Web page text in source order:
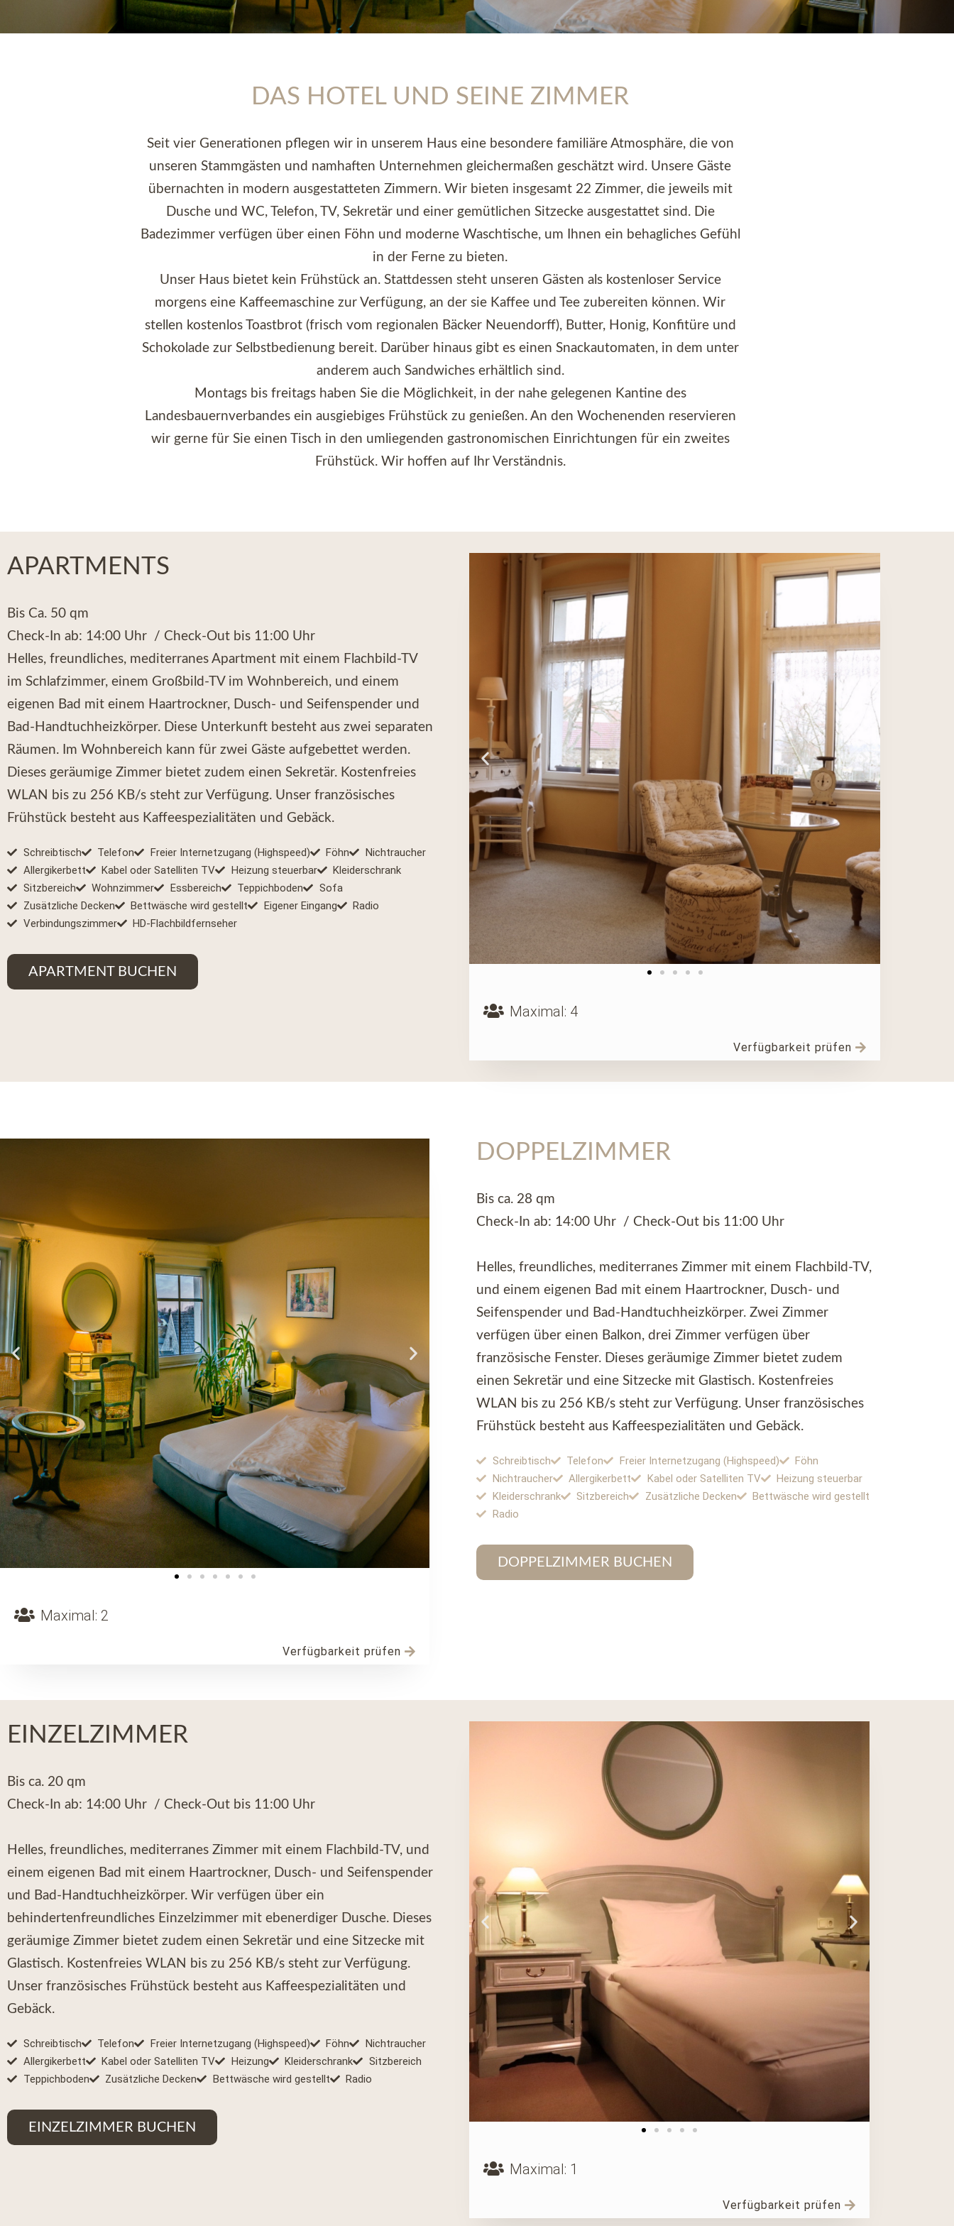
DAS HOTEL UND SEINE ZIMMER
Seit vier Generationen pflegen wir in unserem Haus eine besondere familiäre Atmosphäre, die von
unseren Stammgästen und namhaften Unternehmen gleichermaßen geschätzt wird. Unsere Gäste
übernachten in modern ausgestatteten Zimmern. Wir bieten insgesamt 22 Zimmer, die jeweils mit
Dusche und WC, Telefon, TV, Sekretär und einer gemütlichen Sitzecke ausgestattet sind. Die
Badezimmer verfügen über einen Föhn und moderne Waschtische, um Ihnen ein behagliches Gefühl
in der Ferne zu bieten.
Unser Haus bietet kein Frühstück an. Stattdessen steht unseren Gästen als kostenloser Service
morgens eine Kaffeemaschine zur Verfügung, an der sie Kaffee und Tee zubereiten können. Wir
stellen kostenlos Toastbrot (frisch vom regionalen Bäcker Neuendorff), Butter, Honig, Konfitüre und
Schokolade zur Selbstbedienung bereit. Darüber hinaus gibt es einen Snackautomaten, in dem unter
anderem auch Sandwiches erhältlich sind.
Montags bis freitags haben Sie die Möglichkeit, in der nahe gelegenen Kantine des
Landesbauernverbandes ein ausgiebiges Frühstück zu genießen. An den Wochenenden reservieren
wir gerne für Sie einen Tisch in den umliegenden gastronomischen Einrichtungen für ein zweites
Frühstück. Wir hoffen auf Ihr Verständnis.
APARTMENTS
Bis Ca. 50 qm
Check-In ab: 14:00 Uhr / Check-Out bis 11:00 Uhr
Helles, freundliches, mediterranes Apartment mit einem Flachbild-TV
im Schlafzimmer, einem Großbild-TV im Wohnbereich, und einem
eigenen Bad mit einem Haartrockner, Dusch- und Seifenspender und
Bad-Handtuchheizkörper. Diese Unterkunft besteht aus zwei separaten
Räumen. Im Wohnbereich kann für zwei Gäste aufgebettet werden.
Dieses geräumige Zimmer bietet zudem einen Sekretär. Kostenfreies
WLAN bis zu 256 KB/s steht zur Verfügung. Unser französisches
Frühstück besteht aus Kaffeespezialitäten und Gebäck.
Schreibtisch Telefon Freier Internetzugang (Highspeed) Föhn
Nichtraucher
Allergikerbett
Kabel oder Satelliten TV Heizung steuerbar
Kleiderschrank
Sitzbereich
Wohnzimmer Essbereich Teppichboden
Sofa
Zusätzliche Decken
Bettwäsche wird gestellt Eigener Eingang
Radio
Verbindungszimmer
HD-Flachbildfernseher
APARTMENT BUCHEN
Maximal: 4
Verfügbarkeit prüfen
Maximal: 2
Verfügbarkeit prüfen
DOPPELZIMMER
Bis ca. 28 qm
Check-In ab: 14:00 Uhr / Check-Out bis 11:00 Uhr
Helles, freundliches, mediterranes Zimmer mit einem Flachbild-TV,
und einem eigenen Bad mit einem Haartrockner, Dusch- und
Seifenspender und Bad-Handtuchheizkörper. Zwei Zimmer
verfügen über einen Balkon, drei Zimmer verfügen über
französische Fenster. Dieses geräumige Zimmer bietet zudem
einen Sekretär und eine Sitzecke mit Glastisch. Kostenfreies
WLAN bis zu 256 KB/s steht zur Verfügung. Unser französisches
Frühstück besteht aus Kaffeespezialitäten und Gebäck.
Schreibtisch Telefon Freier Internetzugang (Highspeed)
Föhn
Nichtraucher
Allergikerbett Kabel oder Satelliten TV
Heizung steuerbar
Kleiderschrank
Sitzbereich Zusätzliche Decken
Bettwäsche wird gestellt
Radio
DOPPELZIMMER BUCHEN
EINZELZIMMER
Bis ca. 20 qm
Check-In ab: 14:00 Uhr / Check-Out bis 11:00 Uhr
Helles, freundliches, mediterranes Zimmer mit einem Flachbild-TV, und
einem eigenen Bad mit einem Haartrockner, Dusch- und Seifenspender
und Bad-Handtuchheizkörper. Wir verfügen über ein
behindertenfreundliches Einzelzimmer mit ebenerdiger Dusche. Dieses
geräumige Zimmer bietet zudem einen Sekretär und eine Sitzecke mit
Glastisch. Kostenfreies WLAN bis zu 256 KB/s steht zur Verfügung.
Unser französisches Frühstück besteht aus Kaffeespezialitäten und
Gebäck.
Schreibtisch Telefon Freier Internetzugang (Highspeed) Föhn
Nichtraucher
Allergikerbett
Kabel oder Satelliten TV Heizung Kleiderschrank
Sitzbereich
Teppichboden
Zusätzliche Decken Bettwäsche wird gestellt Radio
EINZELZIMMER BUCHEN
Maximal: 1
Verfügbarkeit prüfen